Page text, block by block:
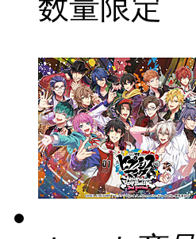
数量限定